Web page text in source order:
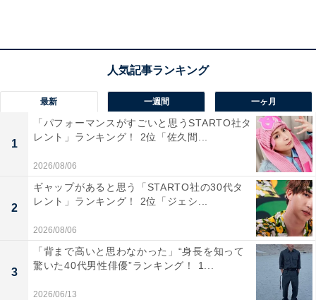
null²
1位に輝いたのは、落合陽一さんプロデュースによるシ
最新 一週間 一ヶ月
1
「パフォーマンスがすごいと思うSTARTO社タ
レント」ランキング！ 2位「佐久間...
2026/08/06
2
ギャップがあると思う「STARTO社の30代タ
レント」ランキング！ 2位「ジェシ...
2026/08/06
3
「背まで高いと思わなかった」“身長を知って
驚いた40代男性俳優”ランキング！ 1...
2026/06/13